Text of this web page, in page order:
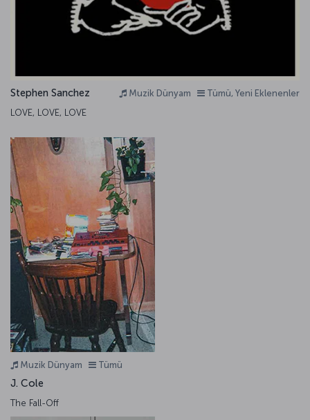
Muzik Dünyam Tümü, Yeni Eklenenler
Stephen Sanchez
LOVE, LOVE, LOVE
Muzik Dünyam Tümü
J. Cole
The Fall-Off